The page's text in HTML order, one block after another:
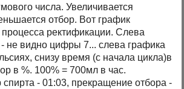
числа. Увеличивается
отбор. Вот график
. Слева
не видно цифры 7... слева графика
снизу время (с начала цикла)в
в %. 100% = 700мл в час.
спирта - 01:03, прекращение отбора -